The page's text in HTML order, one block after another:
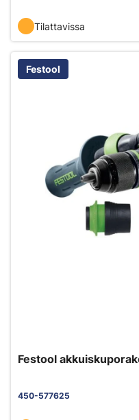
Tilattavissa
Festool
Festool
450-577625